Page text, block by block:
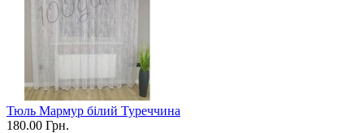
Тюль Мармур білий Туреччина
180.00 Грн.